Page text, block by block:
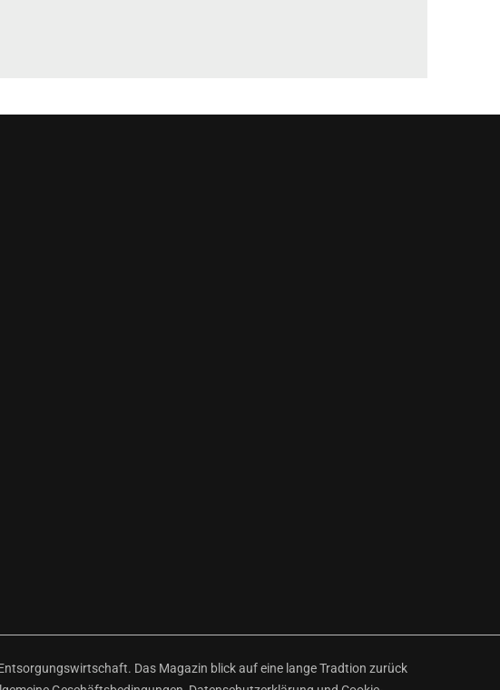
Das Magazin blick auf eine lange Tradtion zurück